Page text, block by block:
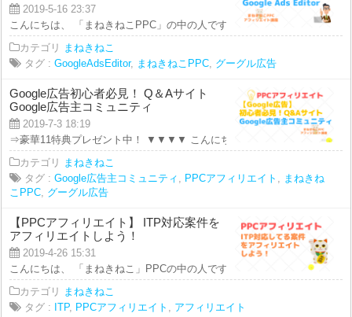
2019-5-16 23:37
こんにちは、 「まねきねこPPC」の中の人です！ 本日のアフィリエイト
カテゴリ
まねきねこ
タグ : GoogleAdsEditor, まねきねこPPC グーグル広告
Google広告初心者必見！ Q＆Aサイト
Google広告主コミュニティ
2019-7-3 18:19
⇒豪華11特典プレゼント中！ ▼▼▼▼ こんにちは、 まねきねこチェンネ
カテゴリ
まねきねこ
タグ : Google広告主コミュニティ PPCアフィリエイト
まねきね
こPPC
グーグル広告
【PPCアフィリエイト】 ITP対応案件を
アフィリエイトしよう！
2019-4-26 15:31
こんにちは、 「まねきねこ」PPCの中の人です。 本日の動画では、 【
カテゴリ
まねきねこ
タグ :
ITP, PPCアフィリエイト アフィリエイト